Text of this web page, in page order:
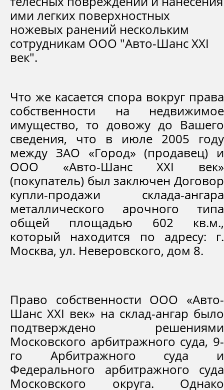
ими легких поверхностных
ножевых ранений нескольким
сотрудникам ООО "Авто-Шанс XXI
век".
Что же касается спора вокруг права
собственности на недвижимое
имущество, то довожу до Вашего
сведения, что в июле 2005 году
между ЗАО «Город» (продавец) и
ООО «Авто-Шанс XXI век»
(покупатель) был заключен Договор
купли-продажи склада-ангара
металлического арочного типа
общей площадью 602 кв.м.,
который находится по адресу: г.
Москва, ул. Неверовского, дом 8.
Право собственности ООО «Авто-
Шанс XXI век» на склад-ангар было
подтверждено решениями
Московского арбитражного суда, 9-
го Арбитражного суда и
Федерального арбитражного суда
Московского округа. Однако